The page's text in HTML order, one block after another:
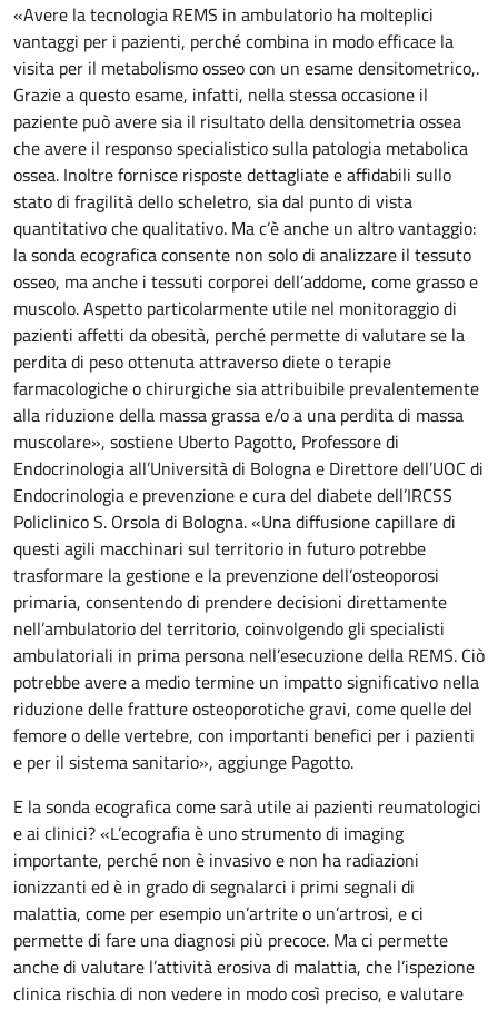
«Avere la tecnologia REMS in ambulatorio ha molteplici
vantaggi per i pazienti, perché combina in modo efficace la
visita per il metabolismo osseo con un esame densitometrico,.
Grazie a questo esame, infatti, nella stessa occasione il
paziente può avere sia il risultato della densitometria ossea
che avere il responso specialistico sulla patologia metabolica
ossea. Inoltre fornisce risposte dettagliate e affidabili sullo
stato di fragilità dello scheletro, sia dal punto di vista
quantitativo che qualitativo. Ma c’è anche un altro vantaggio:
la sonda ecografica consente non solo di analizzare il tessuto
osseo, ma anche i tessuti corporei dell’addome, come grasso e
muscolo. Aspetto particolarmente utile nel monitoraggio di
pazienti affetti da obesità, perché permette di valutare se la
perdita di peso ottenuta attraverso diete o terapie
farmacologiche o chirurgiche sia attribuibile prevalentemente
alla riduzione della massa grassa e/o a una perdita di massa
muscolare», sostiene Uberto Pagotto, Professore di
Endocrinologia all’Università di Bologna e Direttore dell’UOC di
Endocrinologia e prevenzione e cura del diabete dell’IRCSS
Policlinico S. Orsola di Bologna. «Una diffusione capillare di
questi agili macchinari sul territorio in futuro potrebbe
trasformare la gestione e la prevenzione dell’osteoporosi
primaria, consentendo di prendere decisioni direttamente
nell’ambulatorio del territorio, coinvolgendo gli specialisti
ambulatoriali in prima persona nell’esecuzione della REMS. Ciò
potrebbe avere a medio termine un impatto significativo nella
riduzione delle fratture osteoporotiche gravi, come quelle del
femore o delle vertebre, con importanti benefici per i pazienti
e per il sistema sanitario», aggiunge Pagotto.
E la sonda ecografica come sarà utile ai pazienti reumatologici
e ai clinici? «L’ecografia è uno strumento di imaging
importante, perché non è invasivo e non ha radiazioni
ionizzanti ed è in grado di segnalarci i primi segnali di
malattia, come per esempio un’artrite o un’artrosi, e ci
permette di fare una diagnosi più precoce. Ma ci permette
anche di valutare l’attività erosiva di malattia, che l’ispezione
clinica rischia di non vedere in modo così preciso, e valutare